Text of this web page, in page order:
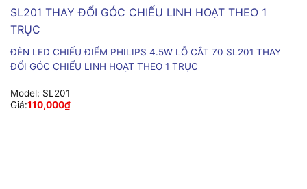
ĐÈN LED CHIẾU ĐIỂM PHILIPS 4.5W LỖ CẮT 70 SL201 THAY
ĐỔI GÓC CHIẾU LINH HOẠT THEO 1 TRỤC
Model: SL201
Giá:110,000₫